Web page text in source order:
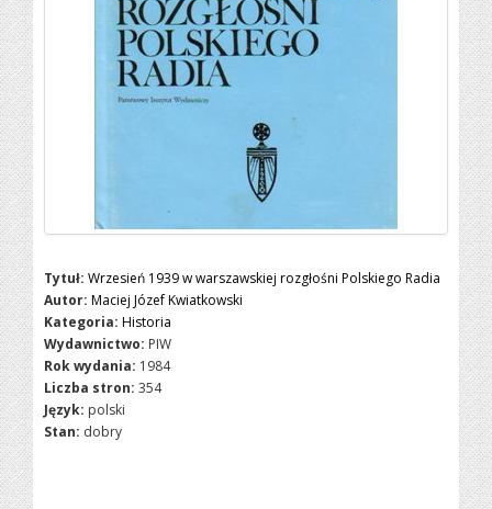
Tytuł: Wrzesień 1939 w warszawskiej rozgłośni Polskiego Radia
Autor: Maciej Józef Kwiatkowski
Kategoria: Historia
Wydawnictwo: PIW
Rok wydania: 1984
Liczba stron: 354
Język: polski
Stan: dobry